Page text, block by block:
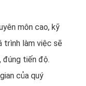
môn cao, kỹ
trình làm việc sẽ
đúng tiến độ.
của quý